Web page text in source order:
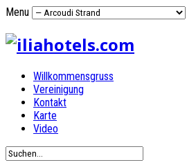
Menu
Willkommensgruss
Vereinigung
Kontakt
Karte
Video